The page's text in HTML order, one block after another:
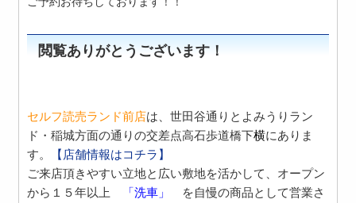
閲覧ありがとうございます！
セルフ読売ランド前店は、世田谷通り と よみうりラン
ド・稲城方面の通りの交差点高石歩道橋下横にありま
す。
【 店舗情報はコチラ 】
ご来店頂きやすい立地と広い敷地を活かして、オープン
から１５年以上
「洗車」
を自慢の商品として営業さ